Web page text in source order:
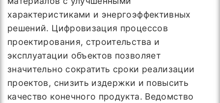
характеристиками и энергоэффективных
решений. Цифровизация процессов
проектирования, строительства и
эксплуатации объектов позволяет
значительно сократить сроки реализации
проектов, снизить издержки и повысить
качество конечного продукта. Ведомство